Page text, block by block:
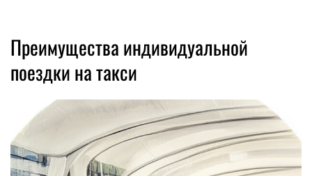
Преимущества индивидуальной
поездки на такси